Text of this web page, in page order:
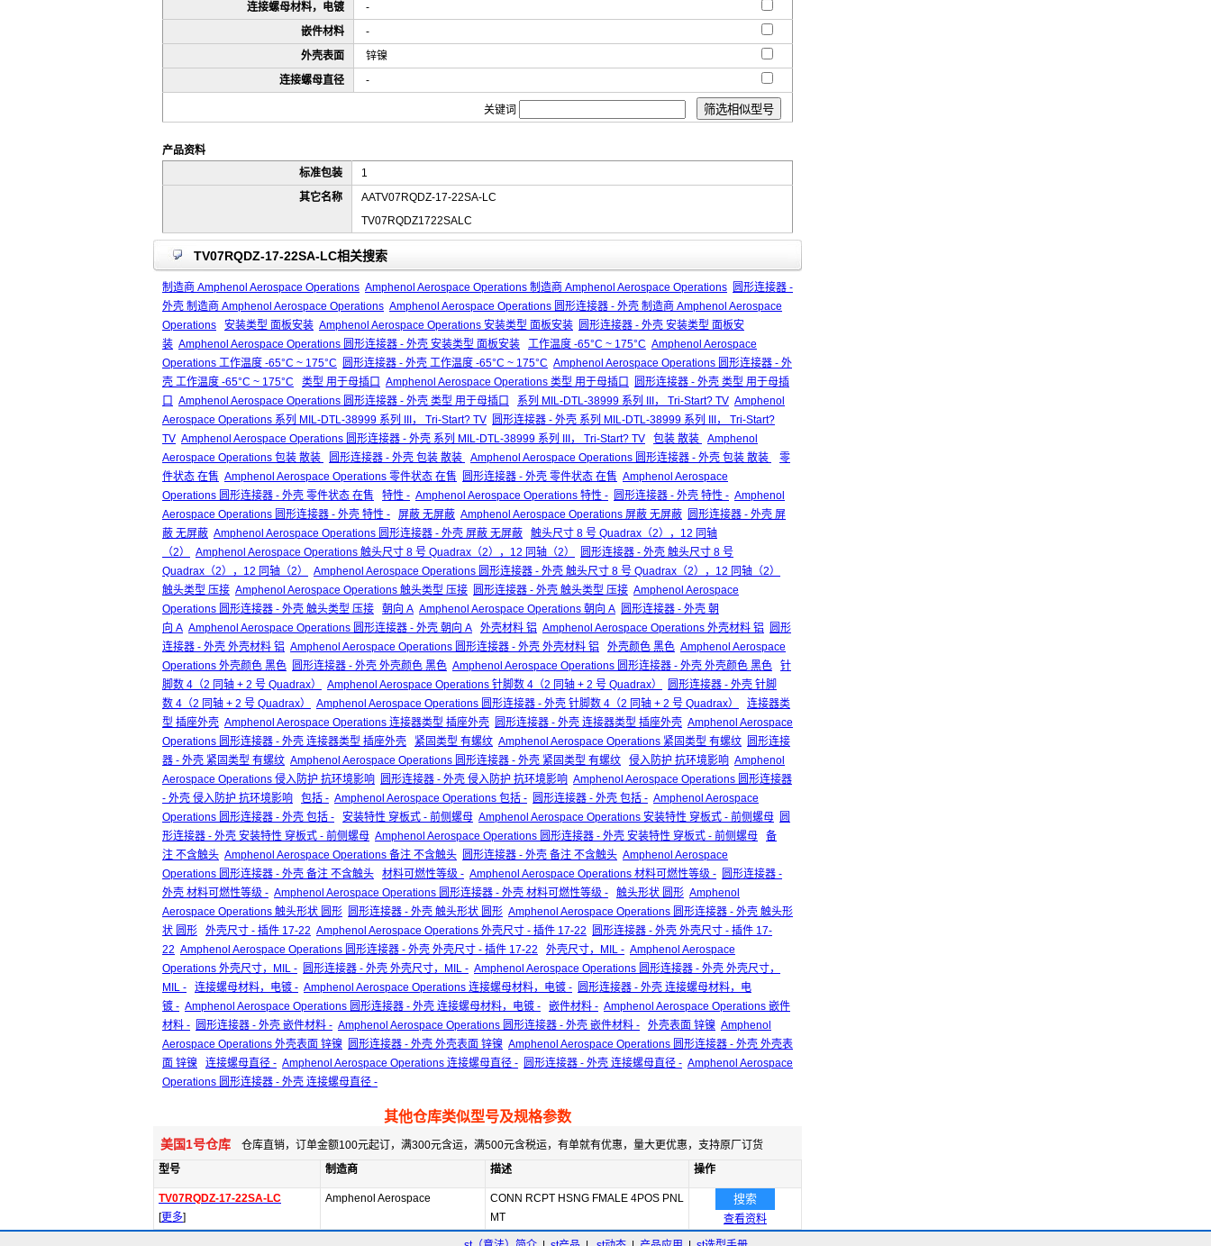
连接螺母材料，电镀
-
嵌件材料
-
外壳表面
锌镍
连接螺母直径
-
关键词
产品资料
标准包装
1
其它名称
AATV07RQDZ-17-22SA-LC
TV07RQDZ1722SALC
TV07RQDZ-17-22SA-LC相关搜索
制造商 Amphenol Aerospace Operations Amphenol Aerospace Operations 制造商 Amphenol Aerospace Operations 圆形连接器 -
外壳 制造商 Amphenol Aerospace Operations Amphenol Aerospace Operations 圆形连接器 - 外壳 制造商 Amphenol Aerospace
Operations
安装类型 面板安装 Amphenol Aerospace Operations 安装类型 面板安装 圆形连接器 - 外壳 安装类型 面板安
装 Amphenol Aerospace Operations 圆形连接器 - 外壳 安装类型 面板安装 工作温度 -65°C ~ 175°C Amphenol Aerospace
Operations 工作温度 -65°C ~ 175°C
圆形连接器 - 外壳 工作温度 -65°C ~ 175°C Amphenol Aerospace Operations 圆形连接器 - 外
壳 工作温度 -65°C ~ 175°C
类型 用于母插口 Amphenol Aerospace Operations 类型 用于母插口
圆形连接器 - 外壳 类型 用于母插
口 Amphenol Aerospace Operations 圆形连接器 - 外壳 类型 用于母插口 系列 MIL-DTL-38999 系列 III， Tri-Start? TV Amphenol
Aerospace Operations 系列 MIL-DTL-38999 系列 III， Tri-Start? TV 圆形连接器 - 外壳 系列 MIL-DTL-38999 系列 III， Tri-Start?
TV Amphenol Aerospace Operations 圆形连接器 - 外壳 系列 MIL-DTL-38999 系列 III， Tri-Start? TV 包装 散装
Amphenol
Aerospace Operations 包装 散装
圆形连接器 - 外壳 包装 散装 Amphenol Aerospace Operations 圆形连接器 - 外壳 包装 散装
零
件状态 在售 Amphenol Aerospace Operations 零件状态 在售 圆形连接器 - 外壳 零件状态 在售 Amphenol Aerospace
Operations 圆形连接器 - 外壳 零件状态 在售
特性 - Amphenol Aerospace Operations 特性 - 圆形连接器 - 外壳 特性 - Amphenol
Aerospace Operations 圆形连接器 - 外壳 特性 -
屏蔽 无屏蔽 Amphenol Aerospace Operations 屏蔽 无屏蔽 圆形连接器 - 外壳 屏
蔽 无屏蔽 Amphenol Aerospace Operations 圆形连接器 - 外壳 屏蔽 无屏蔽
触头尺寸 8 号 Quadrax（2），12 同轴
（2）
Amphenol Aerospace Operations 触头尺寸 8 号 Quadrax（2），12 同轴（2）
圆形连接器 - 外壳 触头尺寸 8 号
Quadrax（2），12 同轴（2）
Amphenol Aerospace Operations 圆形连接器 - 外壳 触头尺寸 8 号 Quadrax（2），12 同轴（2）
触头类型 压接 Amphenol Aerospace Operations 触头类型 压接 圆形连接器 - 外壳 触头类型 压接 Amphenol Aerospace
Operations 圆形连接器 - 外壳 触头类型 压接
朝向 A Amphenol Aerospace Operations 朝向 A 圆形连接器 - 外壳 朝
向 A Amphenol Aerospace Operations 圆形连接器 - 外壳 朝向 A 外壳材料 铝 Amphenol Aerospace Operations 外壳材料 铝
圆形
连接器 - 外壳 外壳材料 铝 Amphenol Aerospace Operations 圆形连接器 - 外壳 外壳材料 铝 外壳颜色 黑色 Amphenol Aerospace
Operations 外壳颜色 黑色 圆形连接器 - 外壳 外壳颜色 黑色 Amphenol Aerospace Operations 圆形连接器 - 外壳 外壳颜色 黑色
针
脚数 4（2 同轴 + 2 号 Quadrax）
Amphenol Aerospace Operations 针脚数 4（2 同轴 + 2 号 Quadrax）
圆形连接器 - 外壳 针脚
数 4（2 同轴 + 2 号 Quadrax）
Amphenol Aerospace Operations 圆形连接器 - 外壳 针脚数 4（2 同轴 + 2 号 Quadrax）
连接器类
型 插座外壳 Amphenol Aerospace Operations 连接器类型 插座外壳 圆形连接器 - 外壳 连接器类型 插座外壳 Amphenol Aerospace
Operations 圆形连接器 - 外壳 连接器类型 插座外壳
紧固类型 有螺纹 Amphenol Aerospace Operations 紧固类型 有螺纹 圆形连接
器 - 外壳 紧固类型 有螺纹 Amphenol Aerospace Operations 圆形连接器 - 外壳 紧固类型 有螺纹 侵入防护 抗环境影响 Amphenol
Aerospace Operations 侵入防护 抗环境影响
圆形连接器 - 外壳 侵入防护 抗环境影响 Amphenol Aerospace Operations 圆形连接器
- 外壳 侵入防护 抗环境影响
包括 - Amphenol Aerospace Operations 包括 - 圆形连接器 - 外壳 包括 - Amphenol Aerospace
Operations 圆形连接器 - 外壳 包括 -
安装特性 穿板式 - 前侧螺母 Amphenol Aerospace Operations 安装特性 穿板式 - 前侧螺母 圆
形连接器 - 外壳 安装特性 穿板式 - 前侧螺母 Amphenol Aerospace Operations 圆形连接器 - 外壳 安装特性 穿板式 - 前侧螺母
备
注 不含触头 Amphenol Aerospace Operations 备注 不含触头 圆形连接器 - 外壳 备注 不含触头 Amphenol Aerospace
Operations 圆形连接器 - 外壳 备注 不含触头
材料可燃性等级 - Amphenol Aerospace Operations 材料可燃性等级 - 圆形连接器 -
外壳 材料可燃性等级 - Amphenol Aerospace Operations 圆形连接器 - 外壳 材料可燃性等级 - 触头形状 圆形 Amphenol
Aerospace Operations 触头形状 圆形 圆形连接器 - 外壳 触头形状 圆形 Amphenol Aerospace Operations 圆形连接器 - 外壳 触头形
状 圆形
外壳尺寸 - 插件 17-22 Amphenol Aerospace Operations 外壳尺寸 - 插件 17-22
圆形连接器 - 外壳 外壳尺寸 - 插件 17-
22 Amphenol Aerospace Operations 圆形连接器 - 外壳 外壳尺寸 - 插件 17-22 外壳尺寸，MIL - Amphenol Aerospace
Operations 外壳尺寸，MIL - 圆形连接器 - 外壳 外壳尺寸，MIL - Amphenol Aerospace Operations 圆形连接器 - 外壳 外壳尺寸，
MIL -
连接螺母材料，电镀 - Amphenol Aerospace Operations 连接螺母材料，电镀 - 圆形连接器 - 外壳 连接螺母材料，电
镀 - Amphenol Aerospace Operations 圆形连接器 - 外壳 连接螺母材料，电镀 - 嵌件材料 - Amphenol Aerospace Operations 嵌件
材料 - 圆形连接器 - 外壳 嵌件材料 - Amphenol Aerospace Operations 圆形连接器 - 外壳 嵌件材料 - 外壳表面 锌镍 Amphenol
Aerospace Operations 外壳表面 锌镍 圆形连接器 - 外壳 外壳表面 锌镍 Amphenol Aerospace Operations 圆形连接器 - 外壳 外壳表
面 锌镍
连接螺母直径 - Amphenol Aerospace Operations 连接螺母直径 - 圆形连接器 - 外壳 连接螺母直径 - Amphenol Aerospace
Operations 圆形连接器 - 外壳 连接螺母直径 -
其他仓库类似型号及规格参数
美国1号仓库 仓库直销，订单金额100元起订，满300元含运，满500元含税运，有单就有优惠，量大更优惠，支持原厂订货
型号
制造商 描述 操作
TV07RQDZ-17-22SA-LC
[更多]
Amphenol Aerospace
CONN RCPT HSNG FMALE 4POS PNL
MT
搜索
查看资料